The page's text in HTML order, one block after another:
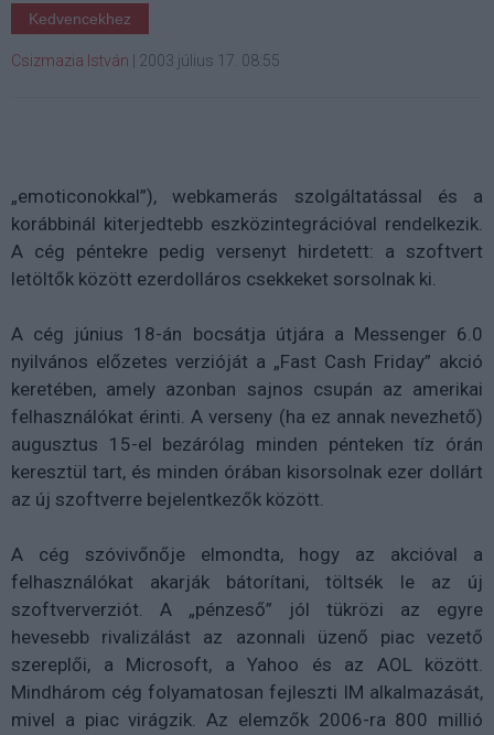
Kedvencekhez
Csizmazia István 2003 július 17. 08:55
„emoticonokkal”), webkamerás szolgáltatással és a
korábbinál kiterjedtebb eszközintegrációval rendelkezik.
A cég péntekre pedig versenyt hirdetett: a szoftvert
letöltők között ezerdolláros csekkeket sorsolnak ki.
A cég június 18-án bocsátja útjára a Messenger 6.0
nyilvános előzetes verzióját a „Fast Cash Friday” akció
keretében, amely azonban sajnos csupán az amerikai
felhasználókat érinti. A verseny (ha ez annak nevezhető)
augusztus 15-el bezárólag minden pénteken tíz órán
keresztül tart, és minden órában kisorsolnak ezer dollárt
az új szoftverre bejelentkezők között.
A cég szóvivőnője elmondta, hogy az akcióval a
felhasználókat akarják bátorítani, töltsék le az új
szoftververziót. A „pénzeső” jól tükrözi az egyre
hevesebb rivalizálást az azonnali üzenő piac vezető
szereplői, a Microsoft, a Yahoo és az AOL között.
Mindhárom cég folyamatosan fejleszti IM alkalmazását,
mivel a piac virágzik. Az elemzők 2006-ra 800 millió